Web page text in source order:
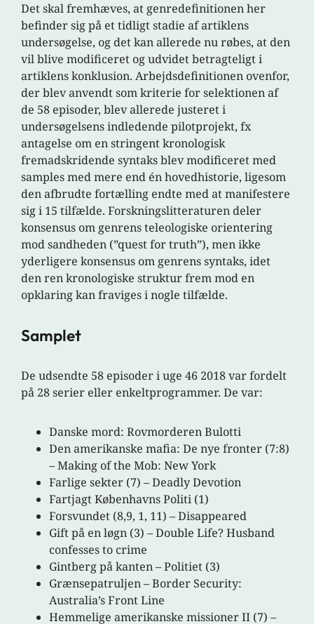
Det skal fremhæves, at genredefinitionen her
befinder sig på et tidligt stadie af artiklens
undersøgelse, og det kan allerede nu røbes, at den
vil blive modificeret og udvidet betragteligt i
artiklens konklusion. Arbejdsdefinitionen ovenfor,
der blev anvendt som kriterie for selektionen af
de 58 episoder, blev allerede justeret i
undersøgelsens indledende pilotprojekt, fx
antagelse om en stringent kronologisk
fremadskridende syntaks blev modificeret med
samples med mere end én hovedhistorie, ligesom
den afbrudte fortælling endte med at manifestere
sig i 15 tilfælde. Forskningslitteraturen deler
konsensus om genrens teleologiske orientering
mod sandheden (”quest for truth”), men ikke
yderligere konsensus om genrens syntaks, idet
den ren kronologiske struktur frem mod en
opklaring kan fraviges i nogle tilfælde.
Samplet
De udsendte 58 episoder i uge 46 2018 var fordelt
på 28 serier eller enkeltprogrammer. De var:
Danske mord: Rovmorderen Bulotti
Den amerikanske mafia: De nye fronter (7:8)
– Making of the Mob: New York
Farlige sekter (7) – Deadly Devotion
Fartjagt Københavns Politi (1)
Forsvundet (8,9, 1, 11) – Disappeared
Gift på en løgn (3) – Double Life? Husband
confesses to crime
Gintberg på kanten – Politiet (3)
Grænsepatruljen – Border Security:
Australia’s Front Line
Hemmelige amerikanske missioner II (7) –